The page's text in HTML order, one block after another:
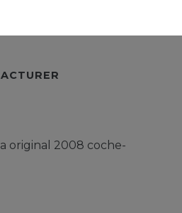
original 2008 coche-